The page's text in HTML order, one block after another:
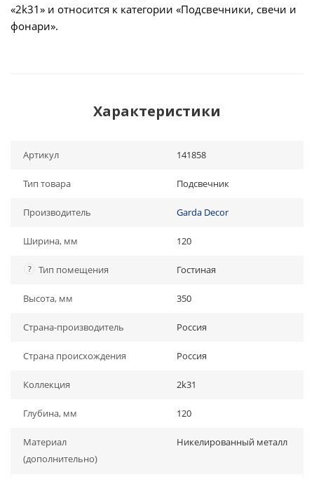
«2k31» и относится к категории «Подсвечники, свечи и
фонари».
Характеристики
Артикул 141858
Тип товара Подсвечник
Производитель Garda Decor
Ширина, мм 120
? Тип помещения Гостиная
Высота, мм 350
Страна-производитель Россия
Страна происхождения Россия
Коллекция 2k31
Глубина, мм 120
Материал
(дополнительно)
Никелированный металл